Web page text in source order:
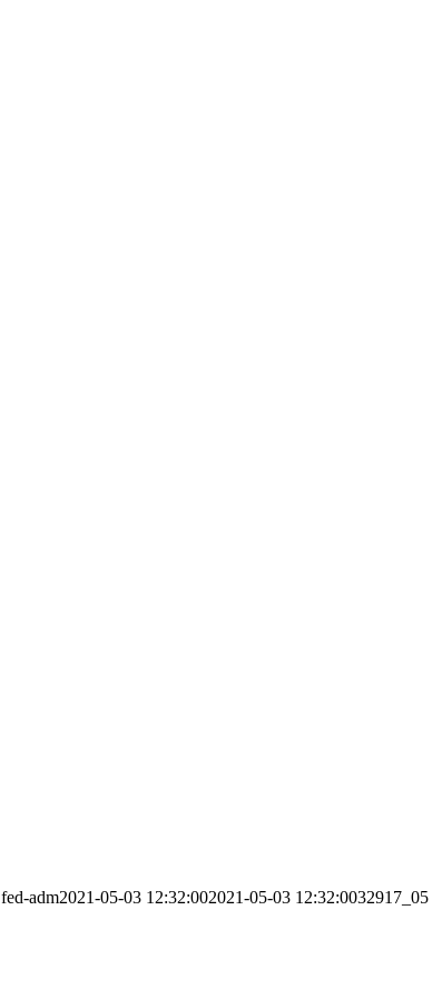
fed-adm2021-05-03 12:32:002021-05-03 12:32:0032917_05